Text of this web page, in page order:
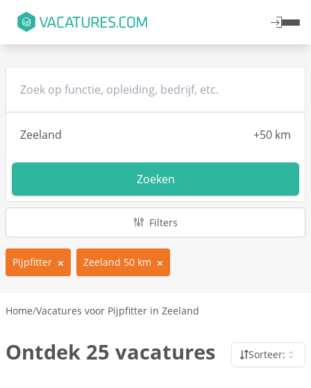
Zoeken
Filters
Pijpfitter Zeeland 50 km
Home/Vacatures voor Pijpfitter in Zeeland
Ontdek 25 vacatures Sorteer: